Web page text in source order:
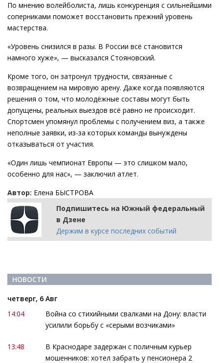
По мнению волейболиста, лишь конкуренция с сильнейшими
соперниками поможет восстановить прежний уровень
мастерства.
«Уровень снизился в разы. В России всё становится
намного хуже», — высказался Стояновский.
Кроме того, он затронул трудности, связанные с
возвращением на мировую арену. Даже когда появляются
решения о том, что молодёжные составы могут быть
допущены, реальных выездов всё равно не происходит.
Спортсмен упомянул проблемы с получением виз, а также
неполные заявки, из-за которых команды вынуждены
отказываться от участия.
«Один лишь чемпионат Европы — это слишком мало,
особенно для нас», — заключил атлет.
Автор: Елена БЫСТРОВА
Подпишитесь на Южный федеральный
в Дзене
Держим в курсе последних событий
НОВОСТИ
четверг, 6 Авг
14:04
Война со стихийными свалками на Дону: власти
усилили борьбу с «серыми возчиками»
13:48
В Краснодаре задержан с поличным курьер
мошенников: хотел забрать у пенсионера 2